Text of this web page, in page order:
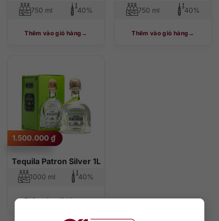
750 ml 40%
Thêm vào giỏ hàng
750 ml 40%
Thêm vào giỏ hàng
Tequila Patron Silver 1L
1.500.000 ₫
1000 ml 40%
Thêm vào giỏ hàng